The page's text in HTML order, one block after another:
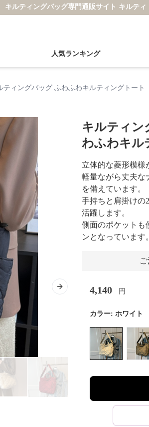
キルティングバッグ専門通販サイト キルティ
人気ランキング
ティングバッグ ふわふわキルティングトート
Next slide
キルティン
わふわキル
立体的な菱形模様
軽量ながら丈夫な
を備えています。
手持ちと肩掛けの
活躍します。
側面のポケットも
ンとなっています。
4,140 円
カラー: ホワイト